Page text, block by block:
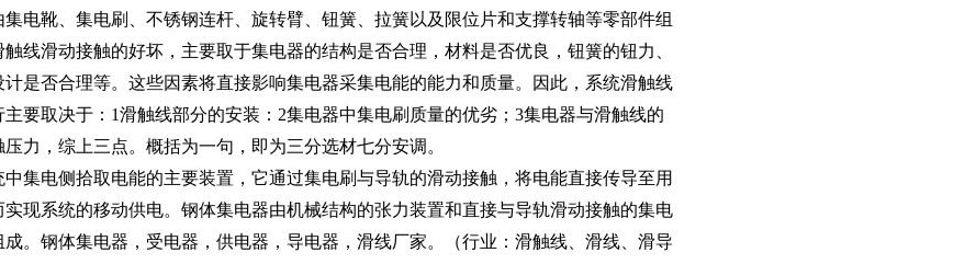
集电靴、集电刷、不锈钢连杆、旋转臂、钮簧、拉簧以及限位片和支撑转轴等零部件组
触线滑动接触的好坏，主要取于集电器的结构是否合理，材料是否优良，钮簧的钮力、
计是否合理等。这些因素将直接影响集电器采集电能的能力和质量。因此，系统滑触线
主要取决于：1滑触线部分的安装：2集电器中集电刷质量的优劣；3集电器与滑触线的
力，综上三点。概括为一句，即为三分选材七分安调。
中集电侧拾取电能的主要装置，它通过集电刷与导轨的滑动接触，将电能直接传导至用
实现系统的移动供电。钢体集电器由机械结构的张力装置和直接与导轨滑动接触的集电
成。钢体集电器，受电器，供电器，导电器，滑线厂家。（行业：滑触线、滑线、滑导